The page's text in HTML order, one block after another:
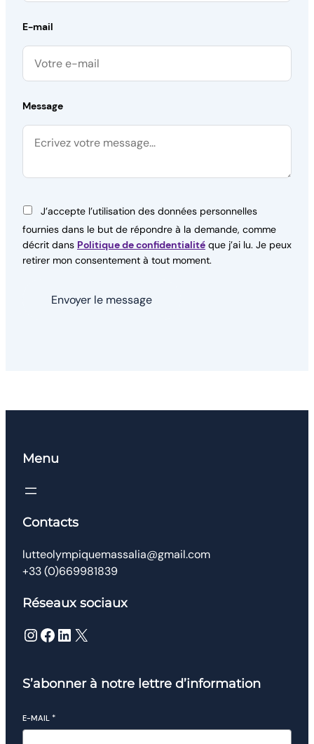
E-mail
Message
J’accepte l’utilisation des données personnelles
fournies dans le but de répondre à la demande, comme
décrit dans Politique de confidentialité que j’ai lu. Je peux
retirer mon consentement à tout moment.
Menu
Contacts
lutteolympiquemassalia@gmail.com
+33 (0)669981839
Réseaux sociaux
InstagramFacebook LinkedIn X
S’abonner à notre lettre d’information
E-MAIL *